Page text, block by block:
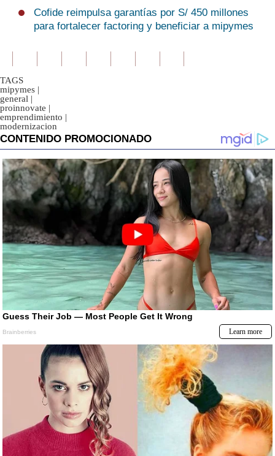
Cofide reimpulsa garantías por S/ 450 millones
para fortalecer factoring y beneficiar a mipymes
TAGS
mipymes |
general |
proinnovate |
emprendimiento |
modernizacion